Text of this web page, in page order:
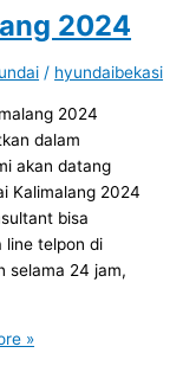
2024
/ hyundaibekasi
2024
dalam
akan datang
Kalimalang 2024
bisa
line telpon di
selama 24 jam,
»